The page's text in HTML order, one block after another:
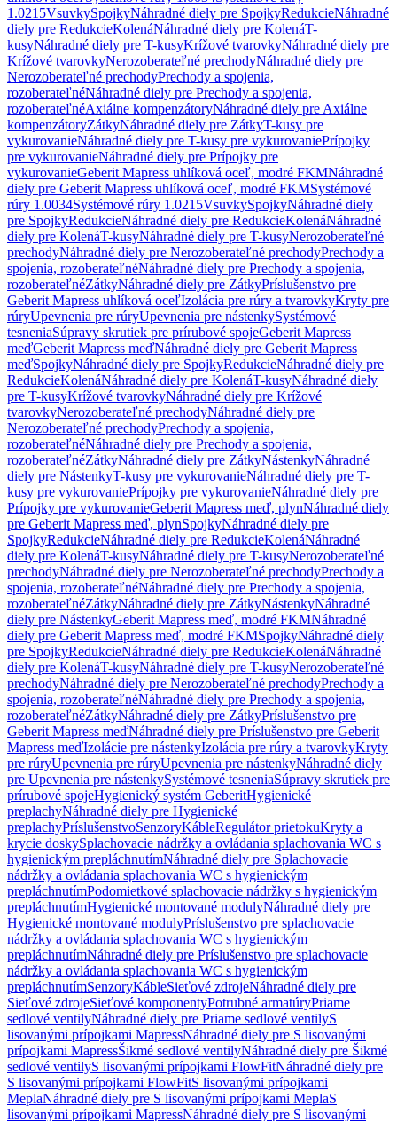
1.0215VsuvkySpojkyNáhradné diely pre SpojkyRedukcieNáhradné
diely pre RedukcieKolenáNáhradné diely pre KolenáT-
kusyNáhradné diely pre T-kusyKrížové tvarovkyNáhradné diely pre
Krížové tvarovkyNerozoberateľné prechodyNáhradné diely pre
Nerozoberateľné prechodyPrechody a spojenia,
rozoberateľnéNáhradné diely pre Prechody a spojenia,
rozoberateľnéAxiálne kompenzátoryNáhradné diely pre Axiálne
kompenzátoryZátkyNáhradné diely pre ZátkyT-kusy pre
vykurovanieNáhradné diely pre T-kusy pre vykurovaniePrípojky
pre vykurovanieNáhradné diely pre Prípojky pre
vykurovanieGeberit Mapress uhlíková oceľ, modré FKMNáhradné
diely pre Geberit Mapress uhlíková oceľ, modré FKMSystémové
rúry 1.0034Systémové rúry 1.0215VsuvkySpojkyNáhradné diely
pre SpojkyRedukcieNáhradné diely pre RedukcieKolenáNáhradné
diely pre KolenáT-kusyNáhradné diely pre T-kusyNerozoberateľné
prechodyNáhradné diely pre Nerozoberateľné prechodyPrechody a
spojenia, rozoberateľnéNáhradné diely pre Prechody a spojenia,
rozoberateľnéZátkyNáhradné diely pre ZátkyPríslušenstvo pre
Geberit Mapress uhlíková oceľIzolácia pre rúry a tvarovkyKryty pre
rúryUpevnenia pre rúryUpevnenia pre nástenkySystémové
tesneniaSúpravy skrutiek pre prírubové spojeGeberit Mapress
meďGeberit Mapress meďNáhradné diely pre Geberit Mapress
meďSpojkyNáhradné diely pre SpojkyRedukcieNáhradné diely pre
RedukcieKolenáNáhradné diely pre KolenáT-kusyNáhradné diely
pre T-kusyKrížové tvarovkyNáhradné diely pre Krížové
tvarovkyNerozoberateľné prechodyNáhradné diely pre
Nerozoberateľné prechodyPrechody a spojenia,
rozoberateľnéNáhradné diely pre Prechody a spojenia,
rozoberateľnéZátkyNáhradné diely pre ZátkyNástenkyNáhradné
diely pre NástenkyT-kusy pre vykurovanieNáhradné diely pre T-
kusy pre vykurovaniePrípojky pre vykurovanieNáhradné diely pre
Prípojky pre vykurovanieGeberit Mapress meď, plynNáhradné diely
pre Geberit Mapress meď, plynSpojkyNáhradné diely pre
SpojkyRedukcieNáhradné diely pre RedukcieKolenáNáhradné
diely pre KolenáT-kusyNáhradné diely pre T-kusyNerozoberateľné
prechodyNáhradné diely pre Nerozoberateľné prechodyPrechody a
spojenia, rozoberateľnéNáhradné diely pre Prechody a spojenia,
rozoberateľnéZátkyNáhradné diely pre ZátkyNástenkyNáhradné
diely pre NástenkyGeberit Mapress meď, modré FKMNáhradné
diely pre Geberit Mapress meď, modré FKMSpojkyNáhradné diely
pre SpojkyRedukcieNáhradné diely pre RedukcieKolenáNáhradné
diely pre KolenáT-kusyNáhradné diely pre T-kusyNerozoberateľné
prechodyNáhradné diely pre Nerozoberateľné prechodyPrechody a
spojenia, rozoberateľnéNáhradné diely pre Prechody a spojenia,
rozoberateľnéZátkyNáhradné diely pre ZátkyPríslušenstvo pre
Geberit Mapress meďNáhradné diely pre Príslušenstvo pre Geberit
Mapress meďIzolácie pre nástenkyIzolácia pre rúry a tvarovkyKryty
pre rúryUpevnenia pre rúryUpevnenia pre nástenkyNáhradné diely
pre Upevnenia pre nástenkySystémové tesneniaSúpravy skrutiek pre
prírubové spojeHygienický systém GeberitHygienické
preplachyNáhradné diely pre Hygienické
preplachyPríslušenstvoSenzoryKábleRegulátor prietokuKryty a
krycie doskySplachovacie nádržky a ovládania splachovania WC s
hygienickým prepláchnutímNáhradné diely pre Splachovacie
nádržky a ovládania splachovania WC s hygienickým
prepláchnutímPodomietkové splachovacie nádržky s hygienickým
prepláchnutímHygienické montované modulyNáhradné diely pre
Hygienické montované modulyPríslušenstvo pre splachovacie
nádržky a ovládania splachovania WC s hygienickým
prepláchnutímNáhradné diely pre Príslušenstvo pre splachovacie
nádržky a ovládania splachovania WC s hygienickým
prepláchnutímSenzoryKábleSieťové zdrojeNáhradné diely pre
Sieťové zdrojeSieťové komponentyPotrubné armatúryPriame
sedlové ventilyNáhradné diely pre Priame sedlové ventilyS
lisovanými prípojkami MapressNáhradné diely pre S lisovanými
prípojkami MapressŠikmé sedlové ventilyNáhradné diely pre Šikmé
sedlové ventilyS lisovanými prípojkami FlowFitNáhradné diely pre
S lisovanými prípojkami FlowFitS lisovanými prípojkami
MeplaNáhradné diely pre S lisovanými prípojkami MeplaS
lisovanými prípojkami MapressNáhradné diely pre S lisovanými